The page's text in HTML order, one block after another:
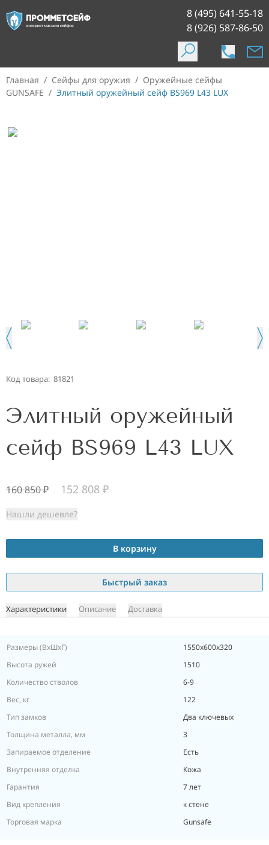
8 (495) 641-55-18
8 (926) 587-86-50
Главная / Сейфы для оружия / Оружейные сейфы
GUNSAFE / Элитный оружейный сейф BS969 L43 LUX
Код товара: 81821
Элитный оружейный
сейф BS969 L43 LUX
160 850₽ 152 808 ₽
Нашли дешевле?
В корзину
Быстрый заказ
Характеристики Описание Доставка
Размеры (ВxШxГ)
1550x600x320
Высота ружей
1510
Количество стволов
6-9
Вес, кг
122
Тип замков
Два ключевых
Толщина металла, мм
3
Запираемое отделение
Есть
Внутренняя отделка
Кожа
Гарантия
7 лет
Вид крепления
к стене
Торговая марка
Gunsafe